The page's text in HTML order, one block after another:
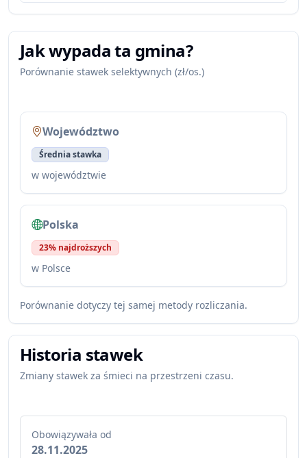
Jak wypada ta gmina?
Porównanie stawek selektywnych (zł/os.)
Województwo
Średnia stawka
w województwie
Polska
23% najdroższych
w Polsce
Porównanie dotyczy tej samej metody rozliczania.
Historia stawek
Zmiany stawek za śmieci na przestrzeni czasu.
Obowiązywała od
28.11.2025